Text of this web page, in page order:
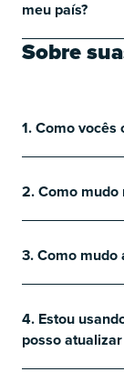
meu país?
Sobre
1. Como
2. Como mudo
3. Como mudo
4. Estou
posso